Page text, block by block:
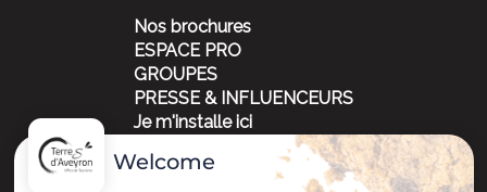
Nos brochures
ESPACE PRO
GROUPES
PRESSE & INFLUENCEURS
Je m'installe ici
Welcome